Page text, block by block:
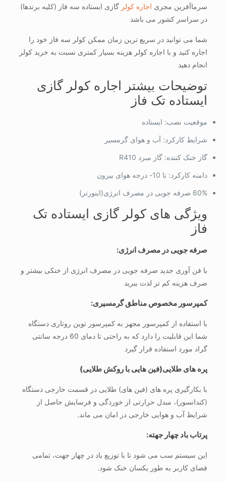
سرماآفرین مجری اجاره کولر گازی ایستاده سه فاز (کلیه برندها)
در سراسر کشور می باشد
شما می توانید در سریع ترین زمان ممکن کولر سه فاز خود را
اجاره کنید و با اجاره کولر هزینه بسیار کمتری نسبت به خرید کولر
انجام دهید
توضیحات بیشتر اجاره کولر گازی
ایستاده تک فاز
موقعیت نصب: ایستاده
شرایط کارکرد: آب و هوای گرمسیر
گاز خنک کننده: گاز مبرد R410
دامنه کارکرد: تا 10- درجه هوای بیرون
60% صرفه جویی در مصرف انرژی‌(اینورتر)
ویژگی های کولر گازی ایستاده تک
فاز
صرفه جویی در مصرف انرژی:
با فن آوری جدید صرفه جویی در مصرف انرژی از خنکی بیشتر و
صرف هزینه کم تر لذت ببرید
کمپرسور مخصوص مناطق گرمسیری:
با استفاده از کمپرسور مجهز به کمپرسور توین روتاری دستگاه
شما این قابلیت را دارد که به راحتی تا دمای 60 درجه سانتی
گراد مورد استفاده قرار گیرد
پره های طلایی(فین هایی با روکش طلایی)
با بکارگیری پره های (فین های) طلایی در قسمت خارجی دستگاه
(کندانسور)، مبدل حرارتی از خوردگی و فرسایش حاصل از
شرایط آب و هوایی خارجی در امان می ماند.
پرتاب باد چهار جهته:
این سیستم سب می شود تا با توزیع باد در چهار جهت، تمامی
فضای کاربر به طور یکسان خنک شود.